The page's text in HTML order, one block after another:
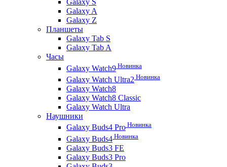
Galaxy S
Galaxy A
Galaxy Z
Планшеты
Galaxy Tab S
Galaxy Tab A
Часы
Galaxy Watch9 Новинка
Galaxy Watch Ultra2 Новинка
Galaxy Watch8
Galaxy Watch8 Classic
Galaxy Watch Ultra
Наушники
Galaxy Buds4 Pro Новинка
Galaxy Buds4 Новинка
Galaxy Buds3 FE
Galaxy Buds3 Pro